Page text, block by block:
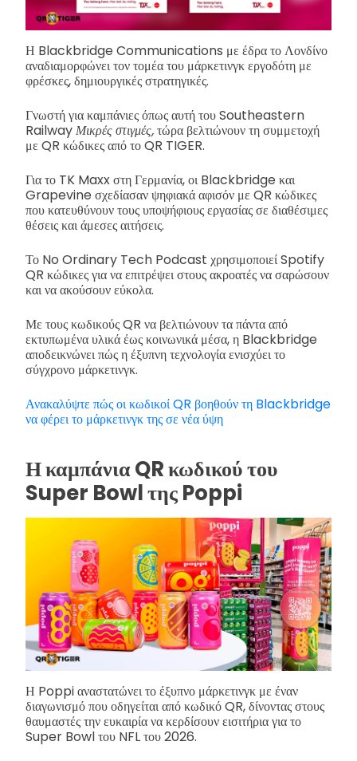
Η Blackbridge Communications με έδρα το Λονδίνο
αναδιαμορφώνει τον τομέα του μάρκετινγκ εργοδότη με
φρέσκες, δημιουργικές στρατηγικές.
Γνωστή για καμπάνιες όπως αυτή του Southeastern
RailwayΜικρές στιγμές,τώρα βελτιώνουν τη συμμετοχή
με QR κώδικες από το QR TIGER.
Για το TK Maxx στη Γερμανία, οι Blackbridge και
Grapevine σχεδίασαν ψηφιακά αφισόν με QR κώδικες
που κατευθύνουν τους υποψήφιους εργασίας σε διαθέσιμες
θέσεις και άμεσες αιτήσεις.
Το No Ordinary Tech Podcast χρησιμοποιεί Spotify
QR κώδικες για να επιτρέψει στους ακροατές να σαρώσουν
και να ακούσουν εύκολα.
Με τους κωδικούς QR να βελτιώνουν τα πάντα από
εκτυπωμένα υλικά έως κοινωνικά μέσα, η Blackbridge
αποδεικνώνει πώς η έξυπνη τεχνολογία ενισχύει το
σύγχρονο μάρκετινγκ.
Ανακαλύψτε πώς οι κωδικοί QR βοηθούν τη Blackbridge
να φέρει το μάρκετινγκ της σε νέα ύψη
Η καμπάνια QR κωδικού του
Super Bowl της Poppi
Η Poppi αναστατώνει το έξυπνο μάρκετινγκ με έναν
διαγωνισμό που οδηγείται από κωδικό QR, δίνοντας στους
θαυμαστές την ευκαιρία να κερδίσουν εισιτήρια για το
Super Bowl του NFL του 2026.